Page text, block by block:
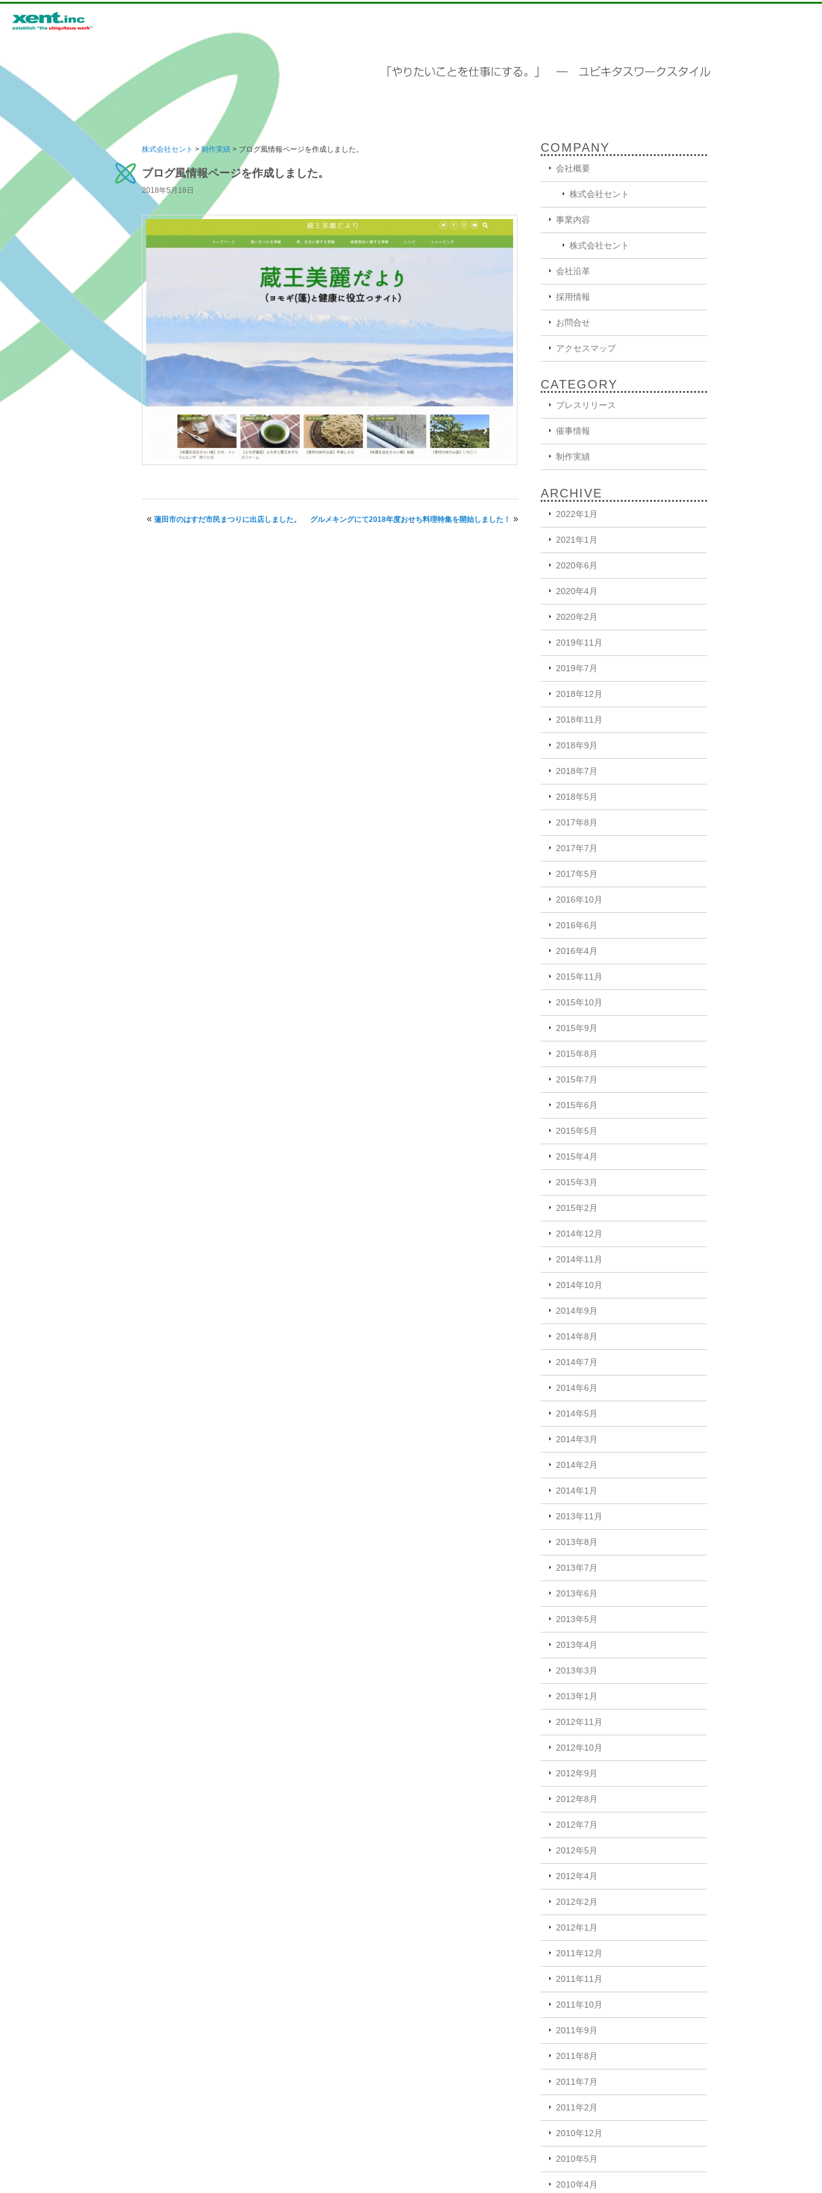
メインメニュー
メインコンテンツへ移動
サブコンテンツへ移動株式会社セント >制作実績 > ブログ風情報ページを作成しました。
ブログ風情報ページを作成しました。
2018年5月18日
投稿ナビゲーション
« 蓮田市のはすだ市民まつりに出店しました。 グルメキングにて2018年度おせち料理特集を開始しました！ »
COMPANY
会社概要
株式会社セント
事業内容
株式会社セント
会社沿革
採用情報
お問合せ
アクセスマップ
CATEGORY
プレスリリース
催事情報
制作実績
ARCHIVE
2022年1月
2021年1月
2020年6月
2020年4月
2020年2月
2019年11月
2019年7月
2018年12月
2018年11月
2018年9月
2018年7月
2018年5月
2017年8月
2017年7月
2017年5月
2016年10月
2016年6月
2016年4月
2015年11月
2015年10月
2015年9月
2015年8月
2015年7月
2015年6月
2015年5月
2015年4月
2015年3月
2015年2月
2014年12月
2014年11月
2014年10月
2014年9月
2014年8月
2014年7月
2014年6月
2014年5月
2014年3月
2014年2月
2014年1月
2013年11月
2013年8月
2013年7月
2013年6月
2013年5月
2013年4月
2013年3月
2013年1月
2012年11月
2012年10月
2012年9月
2012年8月
2012年7月
2012年5月
2012年4月
2012年2月
2012年1月
2011年12月
2011年11月
2011年10月
2011年9月
2011年8月
2011年7月
2011年2月
2010年12月
2010年5月
2010年4月